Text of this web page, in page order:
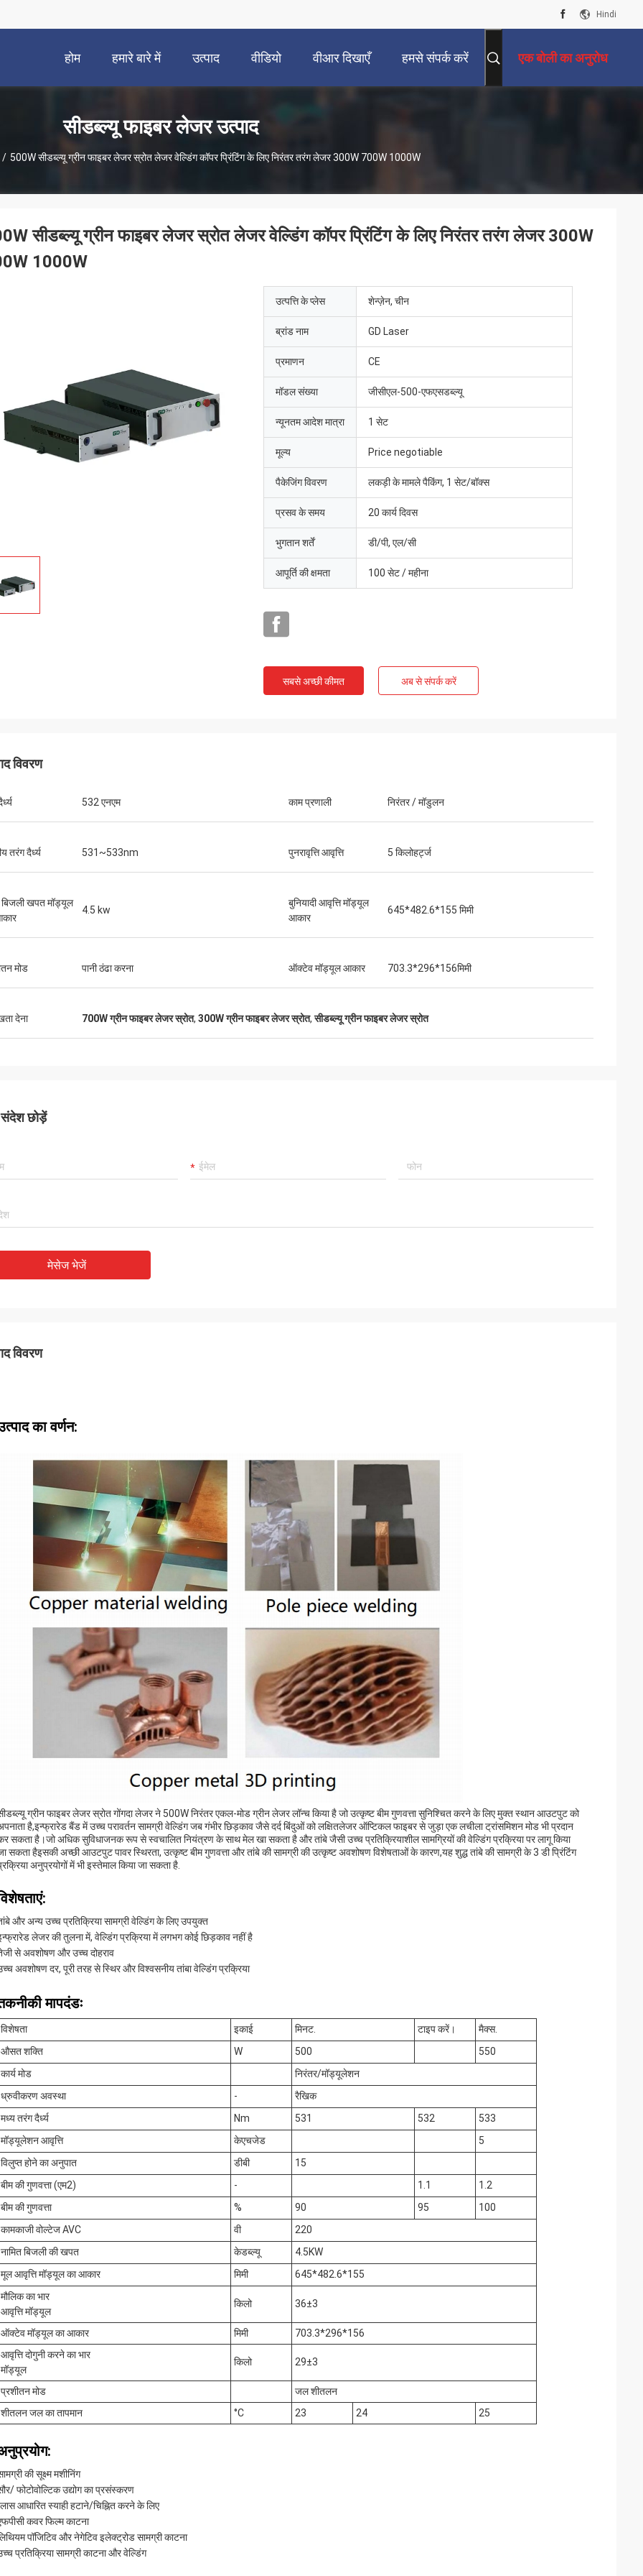
Hindi
होम हमारे बारे में उत्पाद वीडियो वीआर दिखाएँ हमसे संपर्क करें एक बोली का अनुरोध
सीडब्ल्यू फाइबर लेजर उत्पाद
/ 500W सीडब्ल्यू ग्रीन फाइबर लेजर स्रोत लेजर वेल्डिंग कॉपर प्रिंटिंग के लिए निरंतर तरंग लेजर 300W 700W 1000W
सीडब्ल्यू ग्रीन फाइबर लेजर स्रोत लेजर वेल्डिंग कॉपर प्रिंटिंग के लिए निरंतर तरंग लेजर 300W
1000W
उत्पत्ति के प्लेस शेन्ज़ेन, चीन
ब्रांड नाम GD Laser
प्रमाणन CE
मॉडल संख्या जीसीएल-500-एफएसडब्ल्यू
न्यूनतम आदेश मात्रा 1 सेट
मूल्य Price negotiable
पैकेजिंग विवरण लकड़ी के मामले पैकिंग, 1 सेट/बॉक्स
प्रसव के समय 20 कार्य दिवस
भुगतान शर्तें डी/पी, एल/सी
आपूर्ति की क्षमता 100 सेट / महीना
सबसे अच्छी कीमत अब से संपर्क करें
विवरण
532 एनएम काम प्रणाली निरंतर / मॉडुलन
तरंग दैर्ध्य 531~533nm पुनरावृत्ति आवृत्ति 5 किलोहर्ट्ज
खपत मॉड्यूल
4.5 kw
बुनियादी आवृत्ति मॉड्यूल
आकार
645*482.6*155 मिमी
मोड पानी ठंढा करना ऑक्टेव मॉड्यूल आकार 703.3*296*156मिमी
देना 700W ग्रीन फाइबर लेजर स्रोत, 300W ग्रीन फाइबर लेजर स्रोत,सीडब्ल्यू ग्रीन फाइबर लेजर स्रोत
छोड़ें
मेसेज भेजें
विवरण
का वर्णन:
ग्रीन फाइबर लेजर स्रोत गोंगदा लेजर ने 500W निरंतर एकल-मोड ग्रीन लेजर लॉन्च किया है जो उत्कृष्ट बीम गुणवत्ता सुनिश्चित करने के लिए मुक्त स्थान आउटपुट को
है,इन्फ्रारेड बैंड में उच्च परावर्तन सामग्री वेल्डिंग जब गंभीर छिड़काव जैसे दर्द बिंदुओं को लक्षितलेजर ऑप्टिकल फाइबर से जुड़ा एक लचीला ट्रांसमिशन मोड भी प्रदान
सकता है।जो अधिक सुविधाजनक रूप से स्वचालित नियंत्रण के साथ मेल खा सकता है और तांबे जैसी उच्च प्रतिक्रियाशील सामग्रियों की वेल्डिंग प्रक्रिया पर लागू किया
सकता हैइसकी अच्छी आउटपुट पावर स्थिरता, उत्कृष्ट बीम गुणवत्ता और तांबे की सामग्री की उत्कृष्ट अवशोषण विशेषताओं के कारण,यह शुद्ध तांबे की सामग्री के 3 डी प्रिंटिंग
अनुप्रयोगों में भी इस्तेमाल किया जा सकता है.
और अन्य उच्च प्रतिक्रिया सामग्री वेल्डिंग के लिए उपयुक्त
लेजर की तुलना में, वेल्डिंग प्रक्रिया में लगभग कोई छिड़काव नहीं है
से अवशोषण और उच्च दोहराव
अवशोषण दर, पूरी तरह से स्थिर और विश्वसनीय तांबा वेल्डिंग प्रक्रिया
मापदंडः
विशेषता इकाई मिनट. टाइप करें।
मैक्स.
औसत शक्ति
W 500
550
कार्य मोड
निरंतर/मॉड्यूलेशन
ध्रुवीकरण अवस्था
-
रैखिक
मध्य तरंग दैर्ध्य
Nm 531 532
533
मॉड्यूलेशन आवृत्ति
केएचजेड
5
विलुप्त होने का अनुपात
डीबी
15
बीम की गुणवत्ता (एम2)
- 1.1
1.2
बीम की गुणवत्ता
% 90 95
100
कामकाजी वोल्टेज AVC
वी
220
नामित बिजली की खपत
केडब्ल्यू
4.5KW
मूल आवृत्ति मॉड्यूल का आकार
मिमी
645*482.6*155
मौलिक का भार
आवृत्ति मॉड्यूल
किलो 36±3
ऑक्टेव मॉड्यूल का आकार मिमी
703.3*296*156
आवृत्ति दोगुनी करने का भार
मॉड्यूल
किलो 29±3
प्रशीतन मोड
जल शीतलन
शीतलन जल का तापमान
°C 23 24 25
की सूक्ष्म मशीनिंग
फोटोवोल्टिक उद्योग का प्रसंस्करण
आधारित स्याही हटाने/चिह्नित करने के लिए
कवर फिल्म काटना
पॉजिटिव और नेगेटिव इलेक्ट्रोड सामग्री काटना
प्रतिक्रिया सामग्री काटना और वेल्डिंग